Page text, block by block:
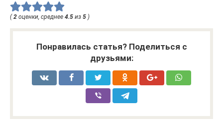
( 2 оценки, среднее 4.5 из 5 )
Понравилась статья? Поделиться с
друзьями: